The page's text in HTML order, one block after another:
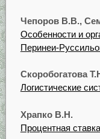
Чепоров В.В.,
Особенности и
Перинеи-
Скоробогатова
Логистические
Храпко В.Н.
Процентная